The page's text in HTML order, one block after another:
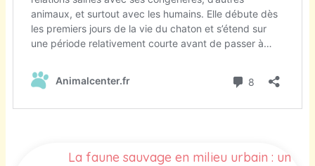
La faune sauvage en milieu urbain : un